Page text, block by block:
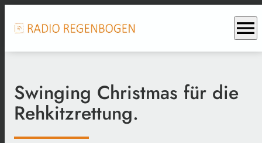
menu
Swinging Christmas für die
Rehkitzrettung.